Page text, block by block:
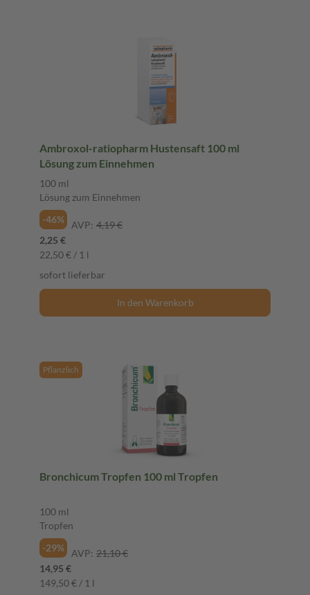
Ambroxol-ratiopharm Hustensaft 100 ml
Lösung zum Einnehmen
100 ml
Lösung zum Einnehmen
-46%
AVP: 4,19 €
2,25 €
22,50 € / 1 l
sofort lieferbar
In den Warenkorb
Pflanzlich
Bronchicum Tropfen 100 ml Tropfen
100 ml
Tropfen
-29%
AVP: 21,10 €
14,95 €
149,50 € / 1 l